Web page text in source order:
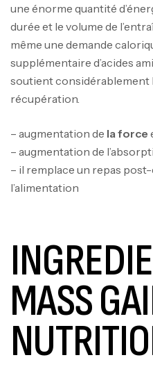
une énorme quantité
durée et le volume de
même une demande
supplémentaire d’acides
soutient considérablement
récupération.
– augmentation de la force
– augmentation de
– il remplace un repas
l’alimentation
MASS